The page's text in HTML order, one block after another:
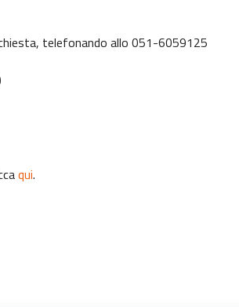
telefonando allo 051-6059125
qui.